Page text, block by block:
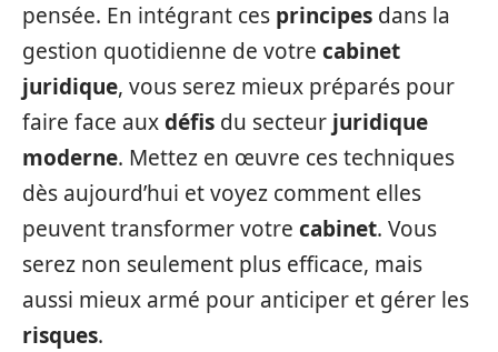
pensée. En intégrant ces principes dans la
gestion quotidienne de votre cabinet
juridique, vous serez mieux préparés pour
faire face auxdéfis du secteur juridique
moderne. Mettez en œuvre ces techniques
dès aujourd’hui et voyez comment elles
peuvent transformer votre cabinet. Vous
serez non seulement plus efficace, mais
aussi mieux armé pour anticiper et gérer les
risques.